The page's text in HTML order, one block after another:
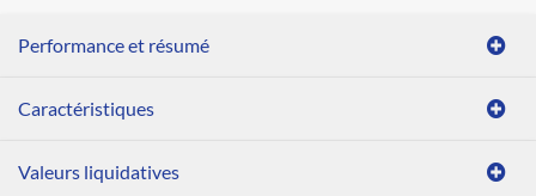
Performance et résumé
Caractéristiques
Valeurs liquidatives